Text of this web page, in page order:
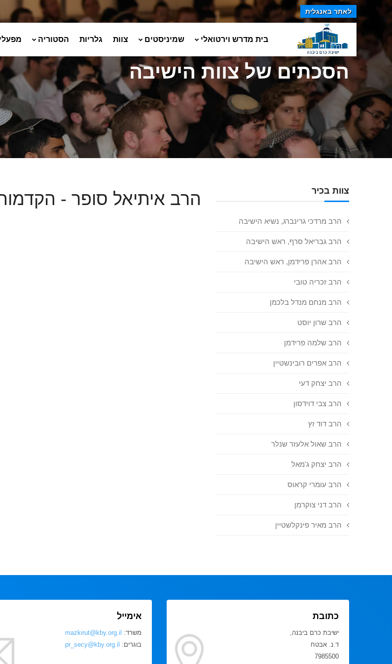
לאתר באנגלית
בית מדרש וירטואלי שמיניסטים צוות גלריות הסטוריה
הסכתים של צוות הישיבה
צוות בכיר
הרב מרדכי גרינברג, נשיא הישיבה
הרב גבריאל סרף, ראש הישיבה
הרב אהרן פרידמן, ראש הישיבה
הרב זכריה טובי
הרב מנחם מנדל בלכמן
הרב שרון יוסט
הרב שלמה פרידמן
הרב אפרים רובינשטיין
הרב יצחק דעי
הרב צבי דוידסון
הרב דוד זץ
הרב שאול אלעזר שנלר
הרב יצחק ג'מאל
הרב עומרי קראוס
הרב דני צוקרמן
הרב מאיר פינקלשטיין
הרב איתיאל סופר -
כתובת
ישיבת כרם ביבנה,
ד.נ. אבטח
7985500
אימייל
משרד: mazkirut@kby.org.il
בוגרים: pr_secy@kby.org.il